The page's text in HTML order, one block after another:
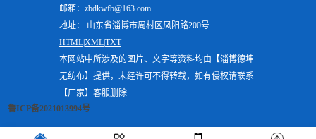
邮箱：zbdkwfb@163.com
地址： 山东省淄博市周村区凤阳路200号
HTML|XML|TXT
本网站中所涉及的图片、文字等资料均由【淄博德坤
无纺布】提供，未经许可不得转载，如有侵权请联系
【厂家】客服删除
鲁ICP备2021013994号